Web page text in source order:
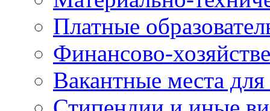
Платные
Финансово-
Вакантные места